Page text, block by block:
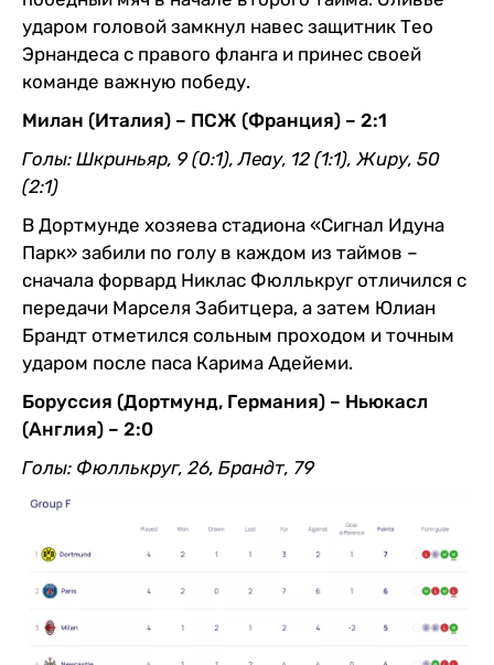
ударом головой замкнул навес защитник Тео
Эрнандеса с правого фланга и принес своей
команде важную победу.
Милан (Италия) – ПСЖ (Франция) – 2:1
Голы: Шкриньяр, 9 (0:1), Леау, 12 (1:1), Жиру, 50
(2:1)
В Дортмунде хозяева стадиона «Сигнал Идуна
Парк» забили по голу в каждом из таймов –
сначала форвард Никлас Фюллькруг отличился с
передачи Марселя Забитцера, а затем Юлиан
Брандт отметился сольным проходом и точным
ударом после паса Карима Адейеми.
Боруссия (Дортмунд, Германия) – Ньюкасл
(Англия) – 2:0
Голы: Фюллькруг, 26, Брандт, 79